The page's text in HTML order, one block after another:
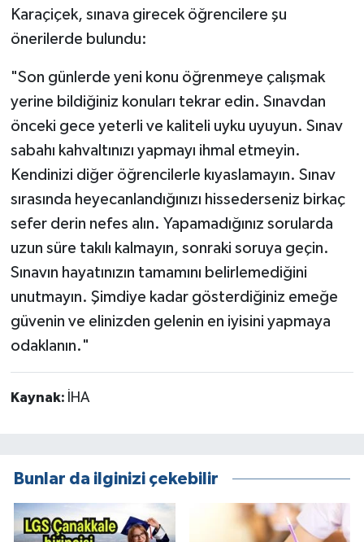
Karaçiçek, sınava girecek öğrencilere şu
önerilerde bulundu:
"Son günlerde yeni konu öğrenmeye çalışmak
yerine bildiğiniz konuları tekrar edin. Sınavdan
önceki gece yeterli ve kaliteli uyku uyuyun. Sınav
sabahı kahvaltınızı yapmayı ihmal etmeyin.
Kendinizi diğer öğrencilerle kıyaslamayın. Sınav
sırasında heyecanlandığınızı hissederseniz birkaç
sefer derin nefes alın. Yapamadığınız sorularda
uzun süre takılı kalmayın, sonraki soruya geçin.
Sınavın hayatınızın tamamını belirlemediğini
unutmayın. Şimdiye kadar gösterdiğiniz emeğe
güvenin ve elinizden gelenin en iyisini yapmaya
odaklanın."
Kaynak: İHA
Bunlar da ilginizi çekebilir